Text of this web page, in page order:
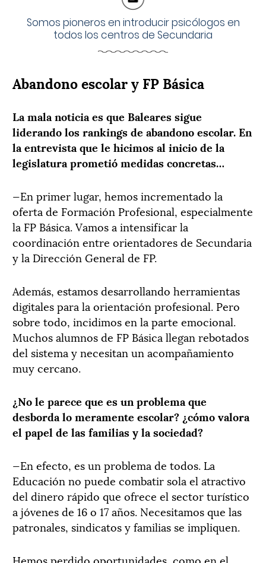
Somos pioneros en introducir psicólogos en
todos los centros de Secundaria
Abandono escolar y FP Básica
La mala noticia es que Baleares sigue
liderando los rankings de abandono escolar. En
la entrevista que le hicimos al inicio de la
legislatura prometió medidas concretas…
—En primer lugar, hemos incrementado la
oferta de Formación Profesional, especialmente
la FP Básica. Vamos a intensificar la
coordinación entre orientadores de Secundaria
y la Dirección General de FP.
Además, estamos desarrollando herramientas
digitales para la orientación profesional. Pero
sobre todo, incidimos en la parte emocional.
Muchos alumnos de FP Básica llegan rebotados
del sistema y necesitan un acompañamiento
muy cercano.
¿No le parece que es un problema que
desborda lo meramente escolar? ¿cómo valora
el papel de las familias y la sociedad?
—En efecto, es un problema de todos. La
Educación no puede combatir sola el atractivo
del dinero rápido que ofrece el sector turístico
a jóvenes de 16 o 17 años. Necesitamos que las
patronales, sindicatos y familias se impliquen.
Hemos perdido oportunidades, como en el